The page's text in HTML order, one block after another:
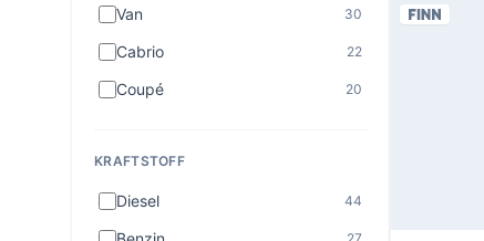
Van 30
Cabrio 22
Coupé 20
KRAFTSTOFF
Diesel 44